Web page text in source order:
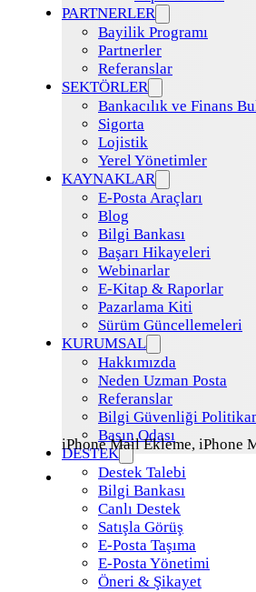
PARTNERLER
Bayilik Programı
Partnerler
Referanslar
SEKTÖRLER
Bankacılık ve Finans
Sigorta
Lojistik
Yerel Yönetimler
KAYNAKLAR
E-Posta Araçları
Blog
Bilgi Bankası
Başarı Hikayeleri
Webinarlar
E-Kitap & Raporlar
Pazarlama Kiti
Sürüm Güncellemeleri
KURUMSAL
Hakkımızda
Neden Uzman Posta
Referanslar
Bilgi Güvenliği
Basın Odası
DESTEK
Destek Talebi
Bilgi Bankası
Canlı Destek
Satışla Görüş
E-Posta Taşıma
E-Posta Yönetimi
Öneri & Şikayet
iPhone Mail Ekleme, iPhone